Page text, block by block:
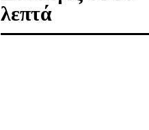
λεπτά